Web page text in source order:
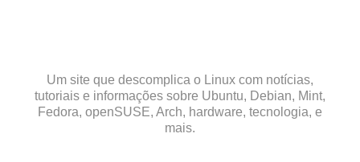
Um site que descomplica o Linux com notícias,
tutoriais e informações sobre Ubuntu, Debian, Mint,
Fedora, openSUSE, Arch, hardware, tecnologia, e
mais.